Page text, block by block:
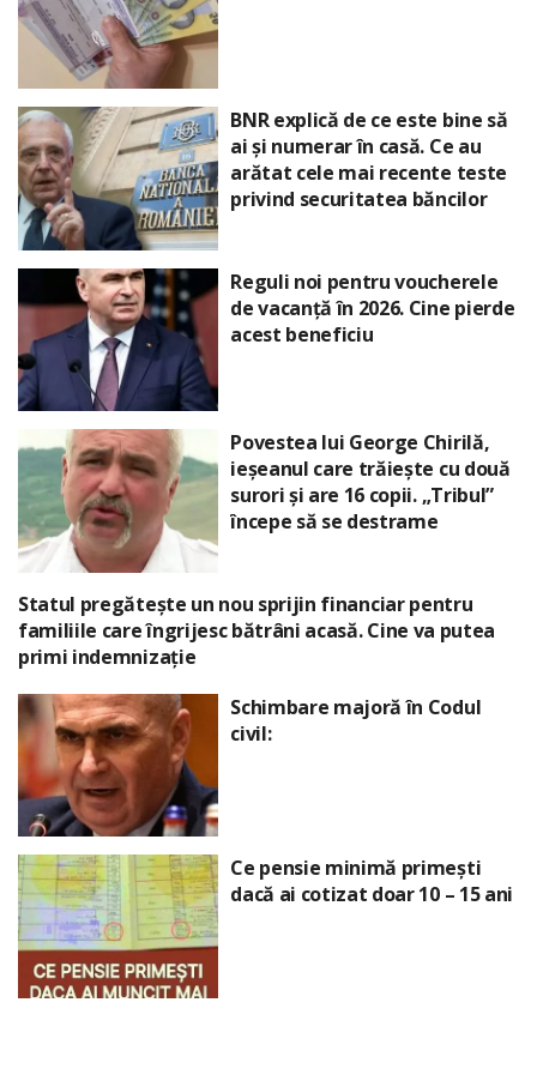
BNR explică de ce este bine să
ai și numerar în casă. Ce au
arătat cele mai recente teste
privind securitatea băncilor
Reguli noi pentru voucherele
de vacanță în 2026. Cine pierde
acest beneficiu
Povestea lui George Chirilă,
ieșeanul care trăiește cu două
surori și are 16 copii. „Tribul”
începe să se destrame
Statul pregătește un nou sprijin financiar pentru
familiile care îngrijesc bătrâni acasă. Cine va putea
primi indemnizație
Schimbare majoră în Codul
civil:
Ce pensie minimă primești
dacă ai cotizat doar 10 – 15 ani